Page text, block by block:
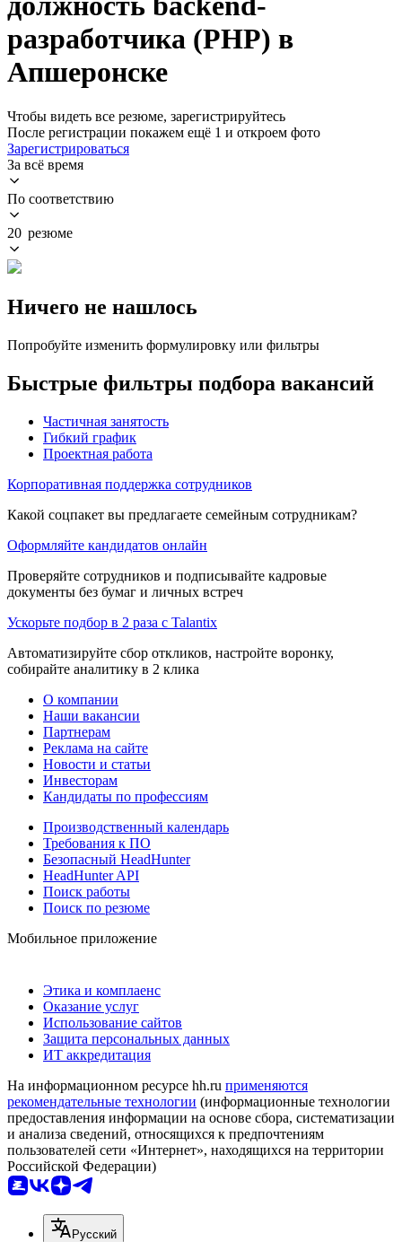
разработчика (PHP) в
Апшеронске
Чтобы видеть все резюме, зарегистрируйтесь
После регистрации покажем ещё 1 и откроем фото
Зарегистрироваться
За всё время
По соответствию
20 резюме
Ничего не нашлось
Попробуйте изменить формулировку или фильтры
Быстрые фильтры подбора вакансий
Частичная занятость
Гибкий график
Проектная работа
Корпоративная поддержка сотрудников
Какой соцпакет вы предлагаете семейным сотрудникам?
Оформляйте кандидатов онлайн
Проверяйте сотрудников и подписывайте кадровые
документы без бумаг и личных встреч
Ускорьте подбор в 2 раза с Talantix
Автоматизируйте сбор откликов, настройте воронку,
собирайте аналитику в 2 клика
О компании
Наши вакансии
Партнерам
Реклама на сайте
Новости и статьи
Инвесторам
Кандидаты по профессиям
Производственный календарь
Требования к ПО
Безопасный HeadHunter
HeadHunter API
Поиск работы
Поиск по резюме
Мобильное приложение
Этика и комплаенс
Оказание услуг
Использование сайтов
Защита персональных данных
ИТ аккредитация
На информационном ресурсе hh.ru применяются
рекомендательные технологии (информационные технологии
предоставления информации на основе сбора, систематизации
и анализа сведений, относящихся к предпочтениям
пользователей сети «Интернет», находящихся на территории
Российской Федерации)
Русский